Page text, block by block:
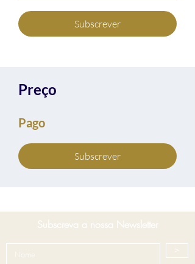
Subscrever
Preço
Pago
Subscrever
Subscreva a nossa Newsletter
>